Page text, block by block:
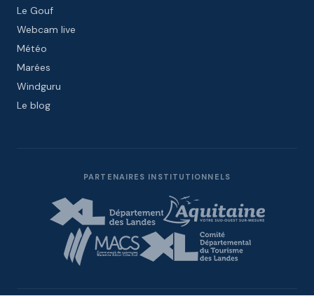
Le Gouf
Webcam live
Météo
Marées
Windguru
Le blog
PARTENAIRES INSTITUTIONNELS